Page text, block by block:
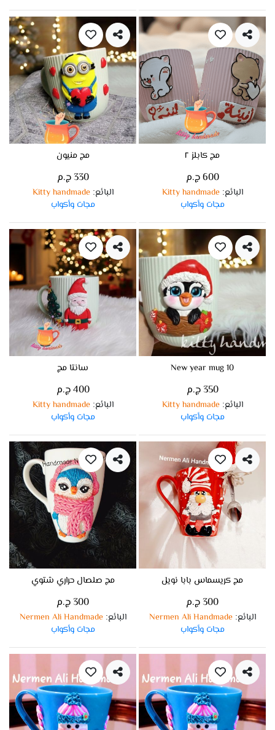
مج كابلز ٢
600 ج.م
البائع:
Kitty handmade
مجات وأكواب
مج منيون
330 ج.م
البائع:
Kitty handmade
مجات وأكواب
New year mug 10
350 ج.م
البائع:
Kitty handmade
مجات وأكواب
سانتا مج
400 ج.م
البائع:
Kitty handmade
مجات وأكواب
مج كريسماس بابا نويل
300 ج.م
البائع:
Nermen Ali Handmade
مجات وأكواب
مج صلصال حراري شتوي
300 ج.م
البائع:
Nermen Ali Handmade
مجات وأكواب